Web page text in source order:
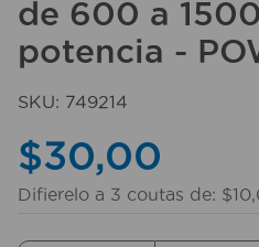
de 600 a
potencia -
SKU: 749214
$30,00
Difierelo a 3 coutas de: $10,
8.
aspiradora
9.
lavamanos
10. taladro